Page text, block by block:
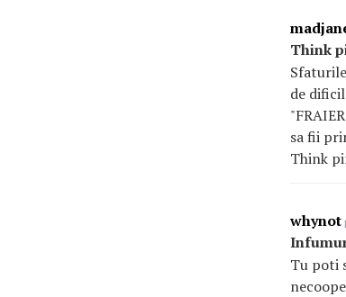
Think
de
sa fii
Think
whynot
Tu poti